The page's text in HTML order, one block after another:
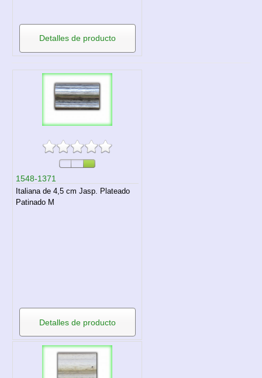
Detalles de producto
1548-1371
Italiana de 4,5 cm Jasp. Plateado
Patinado M
Detalles de producto